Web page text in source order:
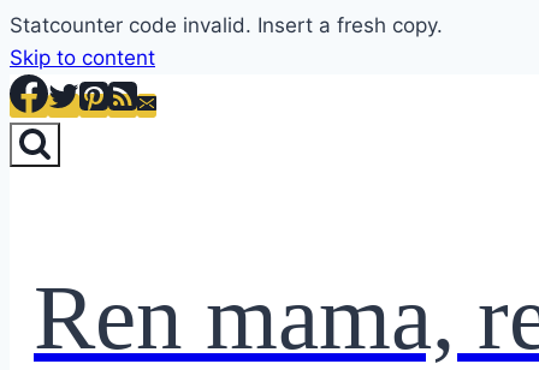
Statcounter code invalid. Insert a fresh copy.
Skip to content
Ren mama,